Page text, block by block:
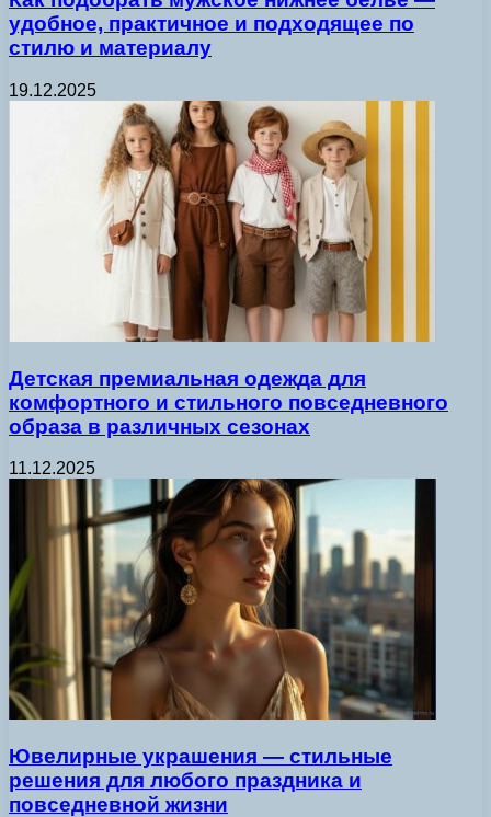
удобное, практичное и подходящее по
стилю и материалу
19.12.2025
Детская премиальная одежда для
комфортного и стильного повседневного
образа в различных сезонах
11.12.2025
Ювелирные украшения — стильные
решения для любого праздника и
повседневной жизни